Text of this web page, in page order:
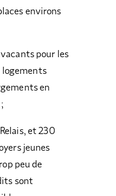
environs
pour les
logements
en
et 230
jeunes
peu de
sont